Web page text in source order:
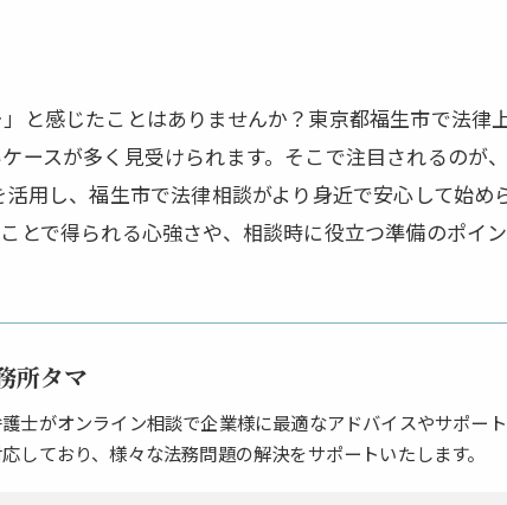
と感じたことはありませんか？東京都福生市で法律
ースが多く見受けられます。そこで注目されるのが
用し、福生市で法律相談がより身近で安心して始
とで得られる心強さや、相談時に役立つ準備のポイ
所タマ
士がオンライン相談で企業様に最適なアドバイスやサポー
しており、様々な法務問題の解決をサポートいたします。